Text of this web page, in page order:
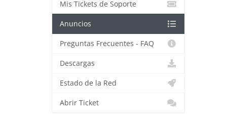
Mis Tickets de Soporte
Anuncios
Preguntas Frecuentes - FAQ
Descargas
Estado de la Red
Abrir Ticket